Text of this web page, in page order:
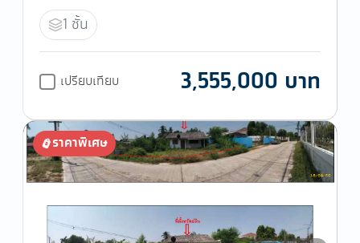
1 ชั้น
เปรียบเทียบ 3,555,000 บาท
ราคาพิเศษ